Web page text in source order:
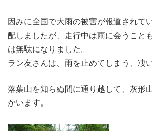
因みに全国で大雨の被害が報道されて
配しましたが、走行中は雨に会うこと
は無駄になりました。
ラン友さんは、雨を止めてしまう、凄
落葉山を知らぬ間に通り越して、灰形
かいます。